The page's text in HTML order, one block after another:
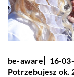
be-aware
16-
Potrzebujesz ok.